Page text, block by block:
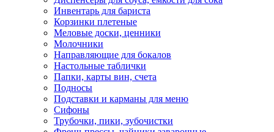
Инвентарь для бариста
Корзинки плетеные
Меловые доски, ценники
Молочники
Направляющие для бокалов
Настольные таблички
Папки, карты вин, счета
Подносы
Подставки и карманы для меню
Сифоны
Трубочки, пики, зубочистки